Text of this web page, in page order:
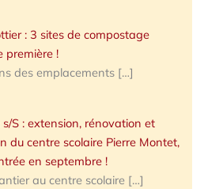
: 3 sites de compostage
première !
des emplacements […]
S : extension, rénovation et
du centre scolaire Pierre Montet,
en septembre !
au centre scolaire […]